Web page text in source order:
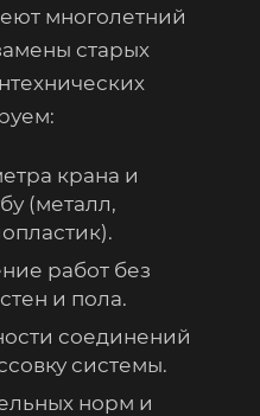
многолетний
старых
крана и
(металл,
работ без
и пола.
соединений
системы.
норм и